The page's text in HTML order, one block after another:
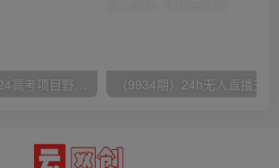
（10150期）2024高考项目野路子玩法，无限裂变，最高一天1W＋！